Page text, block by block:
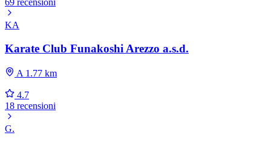
69 recensioni
KA
Karate Club Funakoshi Arezzo a.s.d.
A 1.77 km
4.7
18 recensioni
G.